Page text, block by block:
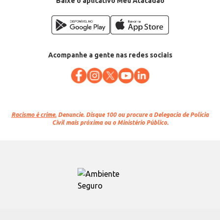
Acompanhe a gente nas redes sociais
Racismo é crime. Denuncie. Disque 100 ou procure a Delegacia de Polícia
Civil mais próxima ou o Ministério Público.